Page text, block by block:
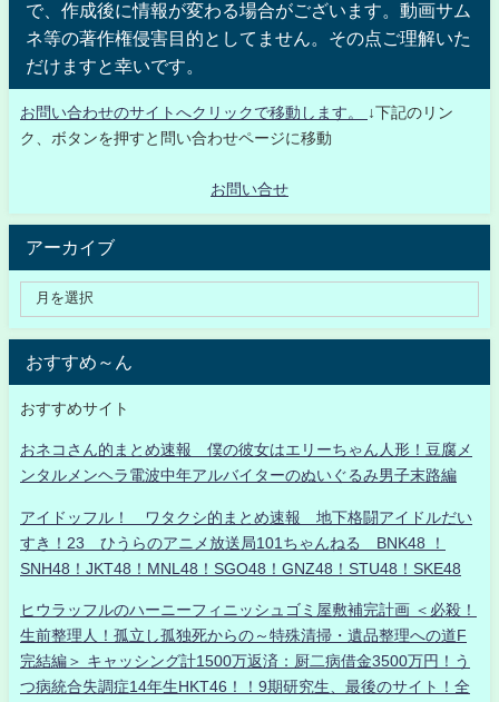
で、作成後に情報が変わる場合がございます。動画サム
ネ等の著作権侵害目的としてません。その点ご理解いた
だけますと幸いです。
お問い合わせのサイトへクリックで移動します。
↓下記のリン
ク、ボタンを押すと問い合わせページに移動
お問い合せ
アーカイブ
おすすめ～ん
おすすめサイト
おネコさん的まとめ速報 僕の彼女はエリーちゃん人形！豆腐メ
ンタルメンヘラ電波中年アルバイターのぬいぐるみ男子末路編
アイドッフル！ ワタクシ的まとめ速報 地下格闘アイドルだい
すき！23 ひうらのアニメ放送局101ちゃんねる BNK48 ！
SNH48！JKT48！MNL48！SGO48！GNZ48！STU48！SKE48
ヒウラッフルのハーニーフィニッシュゴミ屋敷補完計画 ＜必殺！
生前整理人！孤立し孤独死からの～特殊清掃・遺品整理への道F
完結編＞ キャッシング計1500万返済：厨二病借金3500万円！う
つ病統合失調症14年生HKT46！！9期研究生、最後のサイト！全